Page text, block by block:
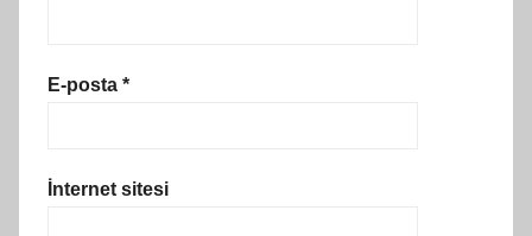
E-posta *
İnternet sitesi